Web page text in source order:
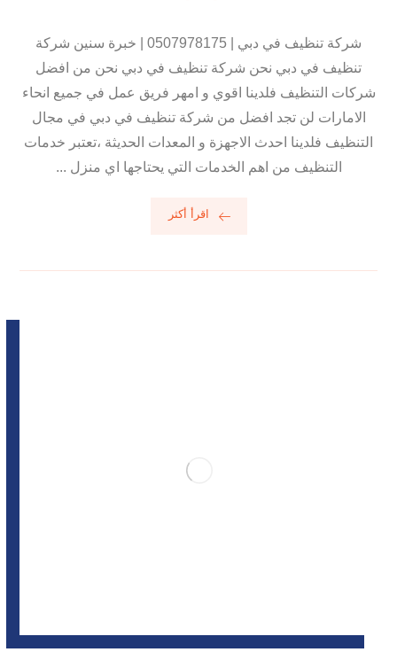
شركة تنظيف في دبي | 0507978175 | خبرة سنين شركة
تنظيف في دبي نحن شركة تنظيف في دبي نحن من افضل
شركات التنظيف فلدينا اقوي و امهر فريق عمل في جميع انحاء
الامارات لن تجد افضل من شركة تنظيف في دبي في مجال
التنظيف فلدينا احدث الاجهزة و المعدات الحديثة ،تعتبر خدمات
التنظيف من اهم الخدمات التي يحتاجها اي منزل ...
اقرأ أكثر